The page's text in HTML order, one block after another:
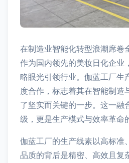
在制造业智能化转型浪潮席卷
作为国内领先的美妆日化企业
略眼光引领行业。伽蓝工厂生
度合作，标志着其在智能制造
了坚实而关键的一步。这一融
级，更是生产模式与效率革命
伽蓝工厂的生产线素以高标准
品质的背后是精密、高效且复